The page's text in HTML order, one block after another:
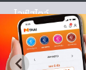
ไลฟ์สไตล์